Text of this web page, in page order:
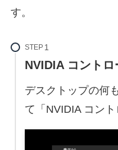
す。
STEP
NVIDIA コントロ
デスクトップの何
て「NVIDIA コント